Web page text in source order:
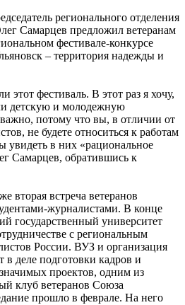
регионального отделения
Самарцев предложил ветеранам
фестивале-конкурсе
– территория надежды и
фестиваль. В этот раз я хочу,
детскую и молодежную
потому что вы, в отличии от
не будете относиться к работам
увидеть в них «рациональное
Самарцев, обратившись к
вторая встреча ветеранов
журналистами. В конце
государственный университет
с региональным
России. ВУЗ и организация
деле подготовки кадров и
проектов, одним из
клуб ветеранов Союза
прошло в феврале. На него